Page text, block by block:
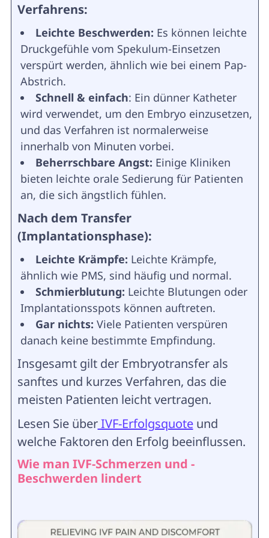
Verfahrens:
Leichte Beschwerden: Es können leichte
Druckgefühle vom Spekulum-Einsetzen
verspürt werden, ähnlich wie bei einem Pap-
Abstrich.
Schnell & einfach: Ein dünner Katheter
wird verwendet, um den Embryo einzusetzen,
und das Verfahren ist normalerweise
innerhalb von Minuten vorbei.
Beherrschbare Angst: Einige Kliniken
bieten leichte orale Sedierung für Patienten
an, die sich ängstlich fühlen.
Nach dem Transfer
(Implantationsphase):
Leichte Krämpfe: Leichte Krämpfe,
ähnlich wie PMS, sind häufig und normal.
Schmierblutung: Leichte Blutungen oder
Implantationsspots können auftreten.
Gar nichts: Viele Patienten verspüren
danach keine bestimmte Empfindung.
Insgesamt gilt der Embryotransfer als
sanftes und kurzes Verfahren, das die
meisten Patienten leicht vertragen.
Lesen Sie überIVF-Erfolgsquoteund
welche Faktoren den Erfolg beeinflussen.
Wie man IVF-Schmerzen und -
Beschwerden lindert